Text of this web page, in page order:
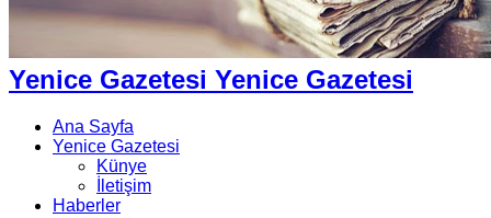
Yenice Gazetesi Yenice Gazetesi
Ana Sayfa
Yenice Gazetesi
Künye
İletişim
Haberler